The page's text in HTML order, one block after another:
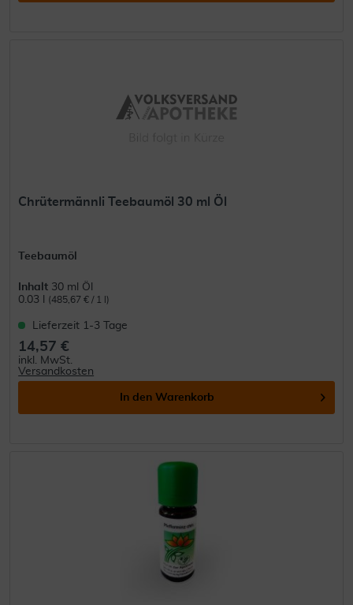
Chrütermännli Teebaumöl 30 ml Öl
Teebaumöl
Inhalt 30 ml Öl
0.03 l
(485,67 € / 1 l)
Lieferzeit 1-3 Tage
14,57 €
inkl. MwSt.
Versandkosten
In den Warenkorb